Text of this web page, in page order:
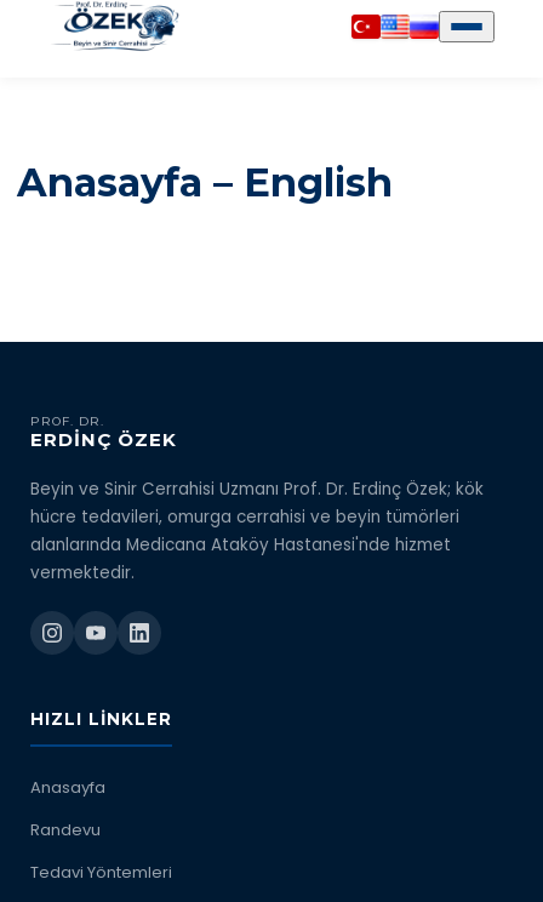
Anasayfa – English
PROF. DR.
ERDİNÇ ÖZEK
Beyin ve Sinir Cerrahisi Uzmanı Prof. Dr. Erdinç Özek; kök
hücre tedavileri, omurga cerrahisi ve beyin tümörleri
alanlarında Medicana Ataköy Hastanesi'nde hizmet
vermektedir.
HIZLI LINKLER
Anasayfa
Randevu
Tedavi Yöntemleri